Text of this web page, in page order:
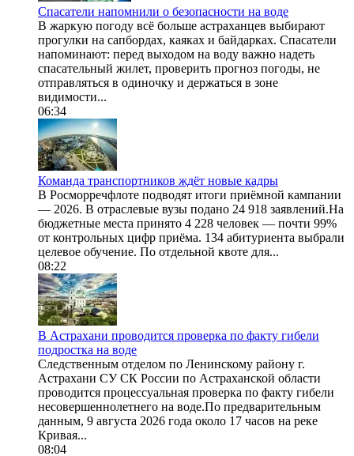
Спасатели напомнили о безопасности на воде
В жаркую погоду всё больше астраханцев выбирают
прогулки на сапбордах, каяках и байдарках. Спасатели
напоминают: перед выходом на воду важно надеть
спасательный жилет, проверить прогноз погоды, не
отправляться в одиночку и держаться в зоне
видимости...
06:34
Команда транспортников ждёт новые кадры
В Росморречфлоте подводят итоги приёмной кампании
— 2026. В отраслевые вузы подано 24 918 заявлений.На
бюджетные места принято 4 228 человек — почти 99%
от контрольных цифр приёма. 134 абитуриента выбрали
целевое обучение. По отдельной квоте для...
08:22
В Астрахани проводится проверка по факту гибели
подростка на воде
Следственным отделом по Ленинскому району г.
Астрахани СУ СК России по Астраханской области
проводится процессуальная проверка по факту гибели
несовершеннолетнего на воде.По предварительным
данным, 9 августа 2026 года около 17 часов на реке
Кривая...
08:04